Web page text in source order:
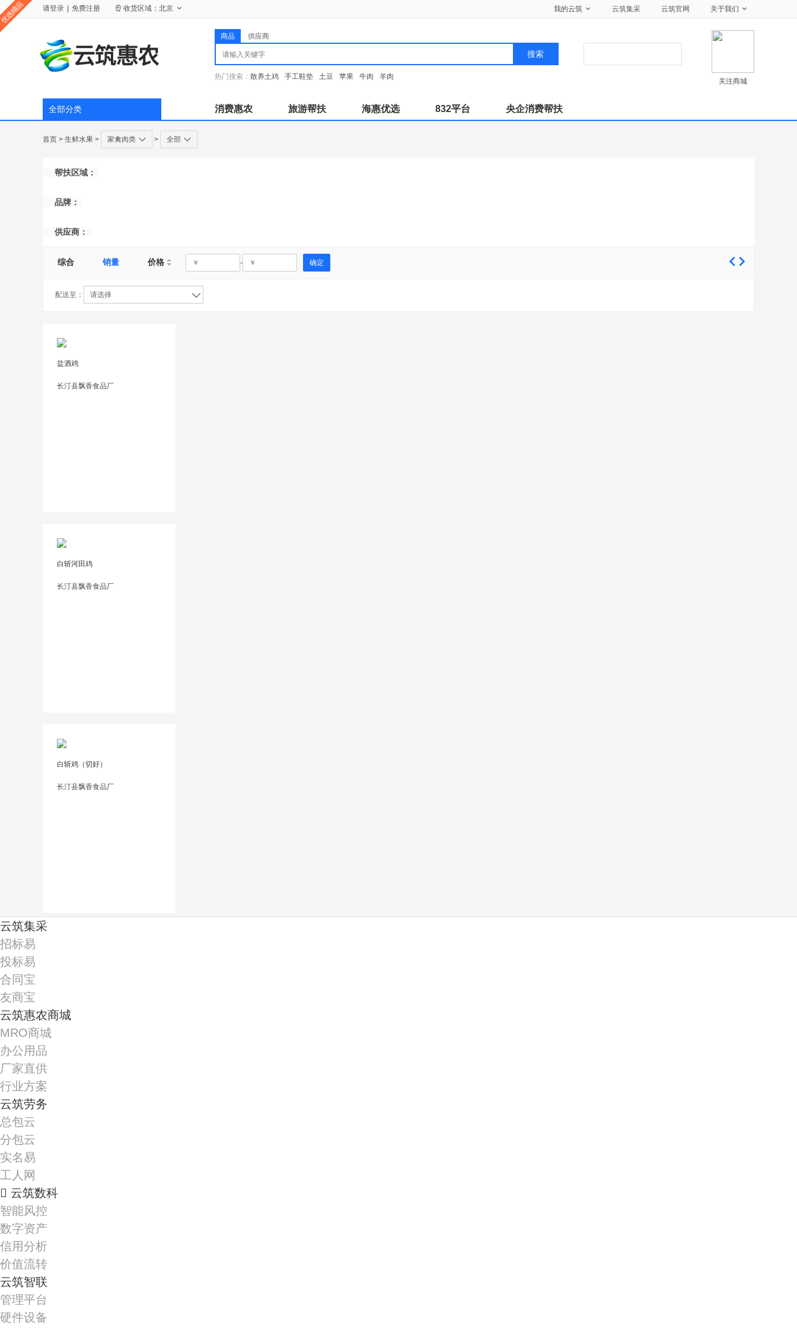
请登录 免费注册 收货区域： 北京 我的云筑 云筑集采 云筑官网 关于我们
商品 供应商
搜索
热门搜索： 散养土鸡 手工鞋垫 土豆 苹果 牛肉 羊肉
关注商城
全部分类 消费惠农 旅游帮扶 海惠优选 832平台 央企消费帮扶
首页 > 生鲜水果 > 家禽肉类 > 全部
帮扶区域：
品牌：
供应商：
综合 销量 价格 -
配送至： 请选择
盐酒鸡
长汀县飘香食品厂
白斩河田鸡
长汀县飘香食品厂
白斩鸡（切好）
长汀县飘香食品厂
云筑集采
招标易
投标易
合同宝
友商宝
云筑惠农商城
MRO商城
办公用品
厂家直供
行业方案
云筑劳务
总包云
分包云
实名易
工人网
云筑数科
智能风控
数字资产
信用分析
价值流转
云筑智联
管理平台
硬件设备